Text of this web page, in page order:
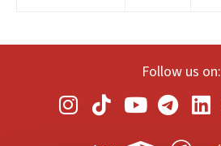
Follow us on: